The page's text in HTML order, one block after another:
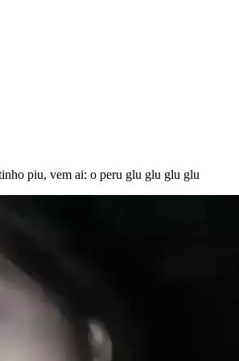
piu, vem ai: o peru glu glu glu glu